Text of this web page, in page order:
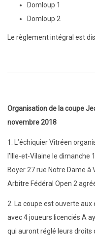
Domloup 1
Domloup 2
Le règlement intégral est
Organisation de la coupe
novembre 2018
1. L’échiquier Vitréen
l’Ille-et-Vilaine le
Boyer 27 rue Notre Dame à
Arbitre Fédéral Open 2
2. La coupe est ouverte
avec 4 joueurs licenciés A
qui auront réglé leurs droits